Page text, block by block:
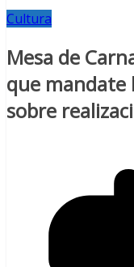
Cultura
Mesa de
que mandate
sobre